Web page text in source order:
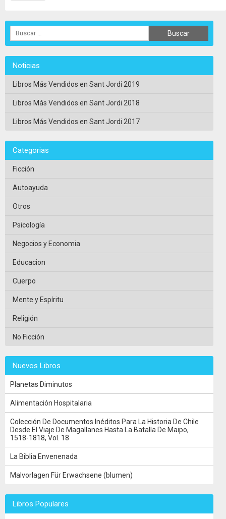
Noticias
Libros Más Vendidos en Sant Jordi 2019
Libros Más Vendidos en Sant Jordi 2018
Libros Más Vendidos en Sant Jordi 2017
Categorias
Ficción
Autoayuda
Otros
Psicología
Negocios y Economia
Educacion
Cuerpo
Mente y Espíritu
Religión
No Ficción
Nuevos Libros
Planetas Diminutos
Alimentación Hospitalaria
Colección De Documentos Inéditos Para La Historia De Chile
Desde El Viaje De Magallanes Hasta La Batalla De Maipo,
1518-1818, Vol. 18
La Biblia Envenenada
Malvorlagen Für Erwachsene (blumen)
Libros Populares